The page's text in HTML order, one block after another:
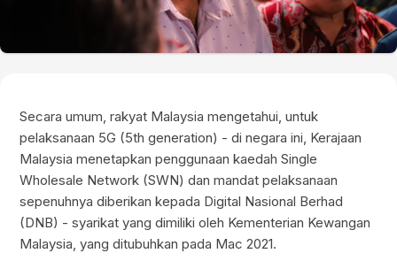
Secara umum, rakyat Malaysia mengetahui, untuk
pelaksanaan 5G (5th generation) - di negara ini, Kerajaan
Malaysia menetapkan penggunaan kaedah Single
Wholesale Network (SWN) dan mandat pelaksanaan
sepenuhnya diberikan kepada Digital Nasional Berhad
(DNB) - syarikat yang dimiliki oleh Kementerian Kewangan
Malaysia, yang ditubuhkan pada Mac 2021.